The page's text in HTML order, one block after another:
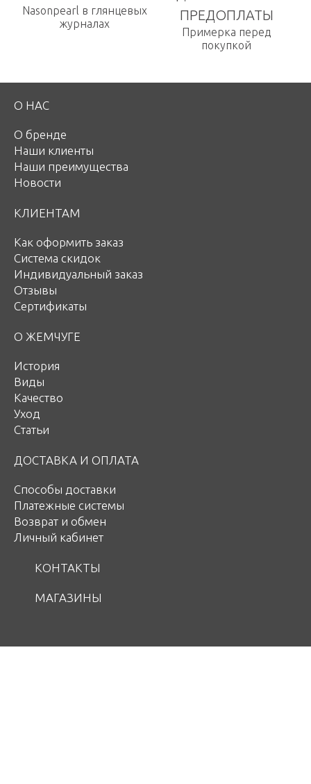
Nasonpearl в глянцевых
журналах
ПРЕДОПЛАТЫ
Примерка перед
покупкой
О НАС
О бренде
Наши клиенты
Наши преимущества
Новости
КЛИЕНТАМ
Как оформить заказ
Система скидок
Индивидуальный заказ
Отзывы
Сертификаты
О ЖЕМЧУГЕ
История
Виды
Качество
Уход
Статьи
ДОСТАВКА И ОПЛАТА
Способы доставки
Платежные системы
Возврат и обмен
Личный кабинет
КОНТАКТЫ
МАГАЗИНЫ